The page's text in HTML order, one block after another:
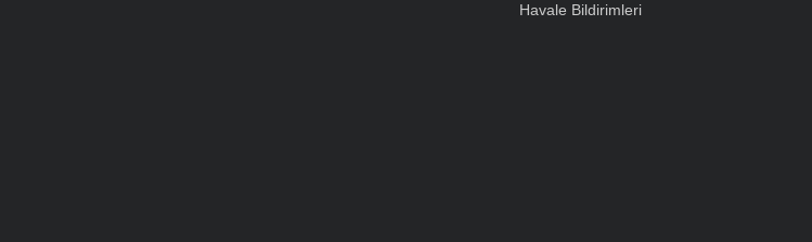
Havale Bildirimleri